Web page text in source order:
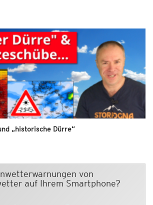
„historische Dürre“
von
auf Ihrem Smartphone?